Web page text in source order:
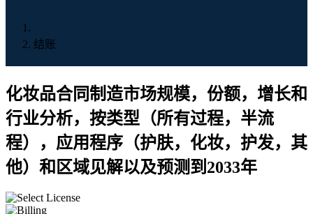
结账
化妆品合同制造市场规模，份额，增长和
行业分析，按类型（所有过程，半流
程），应用程序（护肤，化妆，护发，其
他）和区域见解以及预测到2033年